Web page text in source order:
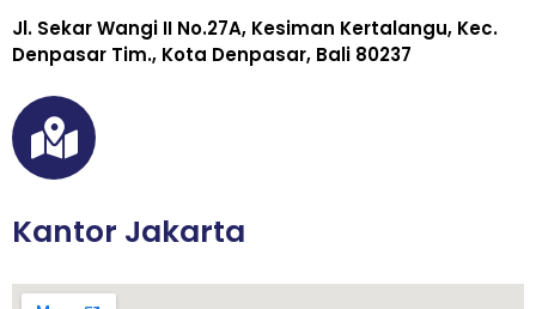
Jl. Sekar Wangi II No.27A, Kesiman Kertalangu, Kec.
Denpasar Tim., Kota Denpasar, Bali 80237
Kantor Jakarta